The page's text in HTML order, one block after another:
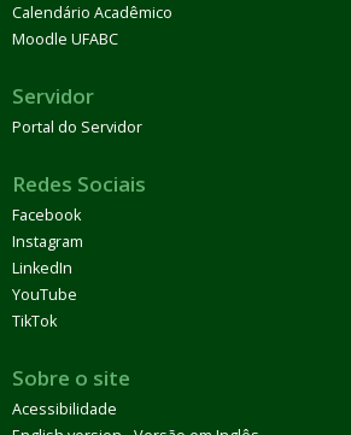
Calendário Acadêmico
Moodle UFABC
Servidor
Portal do Servidor
Redes Sociais
Facebook
Instagram
LinkedIn
YouTube
TikTok
Sobre o site
Acessibilidade